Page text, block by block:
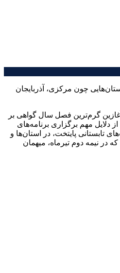
چون مرکزی، آذربایجان
گرم‌ترین فصل سال گواهی بر
دلایل مهم برگزاری برنامه‌های
تابستانی پایتخت، در استان‌ها و
در نیمه دوم تیرماه، میهمان